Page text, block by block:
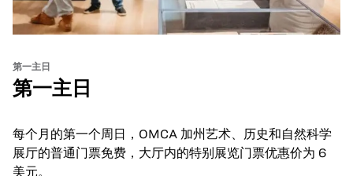
第一主日
第一主日
每个月的第一个周日，OMCA 加州艺术、历史和自然科学
展厅的普通门票免费，大厅内的特别展览门票优惠价为 6
美元。